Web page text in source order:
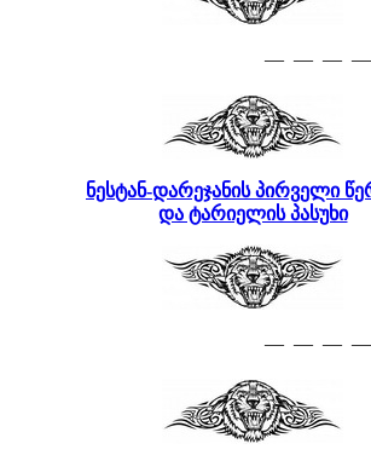
— — —
ნესტან-დარეჯანის პირველი
და ტარიელის პასუხი
— — —